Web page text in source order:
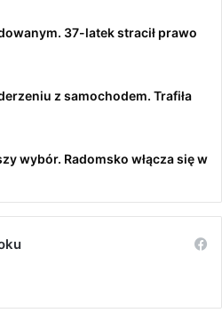
37-latek stracił prawo
z samochodem. Trafiła
wybór. Radomsko włącza się w